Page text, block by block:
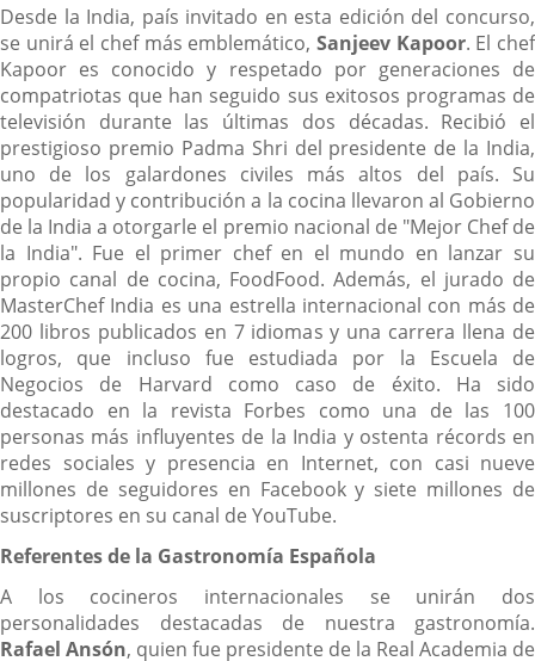
Desde la India, país invitado en esta edición del concurso,
se unirá el chef más emblemático, Sanjeev Kapoor. El chef
Kapoor es conocido y respetado por generaciones de
compatriotas que han seguido sus exitosos programas de
televisión durante las últimas dos décadas. Recibió el
prestigioso premio Padma Shri del presidente de la India,
uno de los galardones civiles más altos del país. Su
popularidad y contribución a la cocina llevaron al Gobierno
de la India a otorgarle el premio nacional de "Mejor Chef de
la India". Fue el primer chef en el mundo en lanzar su
propio canal de cocina, FoodFood. Además, el jurado de
MasterChef India es una estrella internacional con más de
200 libros publicados en 7 idiomas y una carrera llena de
logros, que incluso fue estudiada por la Escuela de
Negocios de Harvard como caso de éxito. Ha sido
destacado en la revista Forbes como una de las 100
personas más influyentes de la India y ostenta récords en
redes sociales y presencia en Internet, con casi nueve
millones de seguidores en Facebook y siete millones de
suscriptores en su canal de YouTube.
Referentes de la Gastronomía Española
A los cocineros internacionales se unirán dos
personalidades destacadas de nuestra gastronomía.
Rafael Ansón, quien fue presidente de la Real Academia de